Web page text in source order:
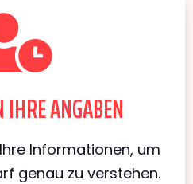
ANGABEN
Informationen, um
genau zu verstehen.